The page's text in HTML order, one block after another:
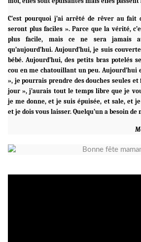
C’est pourquoi j’ai arrêté de rêver au fait
seront plus faciles ». Parce que la vérité,
plus facile, mais ce ne sera jamais
qu’aujourd’hui. Aujourd’hui, je suis
bébé. Aujourd’hui, des petits bras potelés
cou en me chatouillant un peu. Aujourd’hui
», je pourrais prendre des douches seules et
jour », j’aurais tout le temps libre que je
je me donne, et je suis épuisée, et sale, et je
et je dois vous laisser. Quelqu’un a besoin de